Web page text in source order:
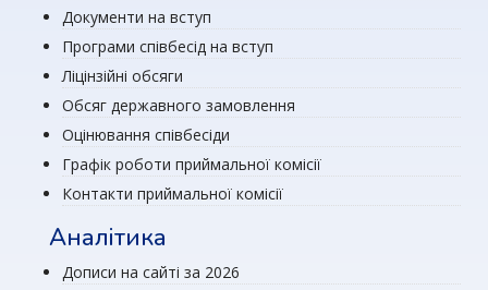
Документи на вступ
Програми співбесід на вступ
Ліцінзійні обсяги
Обсяг державного замовлення
Оцінювання співбесіди
Графік роботи приймальної комісії
Контакти приймальної комісії
Аналітика
Дописи на сайті за 2026